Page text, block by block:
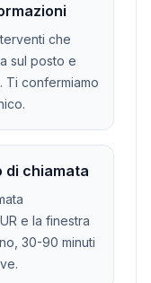
che
sul posto e
Ti confermiamo
di chiamata
e la finestra
30-90 minuti